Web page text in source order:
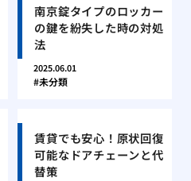
南京錠タイプのロッカー
の鍵を紛失した時の対処
法
2025.06.01
未分類
賃貸でも安心！原状回復
可能なドアチェーンと代
替策